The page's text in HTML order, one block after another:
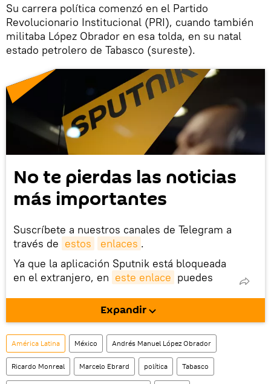
Su carrera política comenzó en el Partido
Revolucionario Institucional (PRI), cuando también
militaba López Obrador en esa tolda, en su natal
estado petrolero de Tabasco (sureste).
No te pierdas las noticias
más importantes
Suscríbete a nuestros canales de Telegram a
través de estos enlaces .
Ya que la aplicación Sputnik está bloqueada
en el extranjero, en este enlace puedes
móvil (¡solo para Android!).
También tenemos una cuenta en la red
social rusa VK .
Expandir
América Latina México Andrés Manuel López Obrador
Ricardo Monreal Marcelo Ebrard política Tabasco